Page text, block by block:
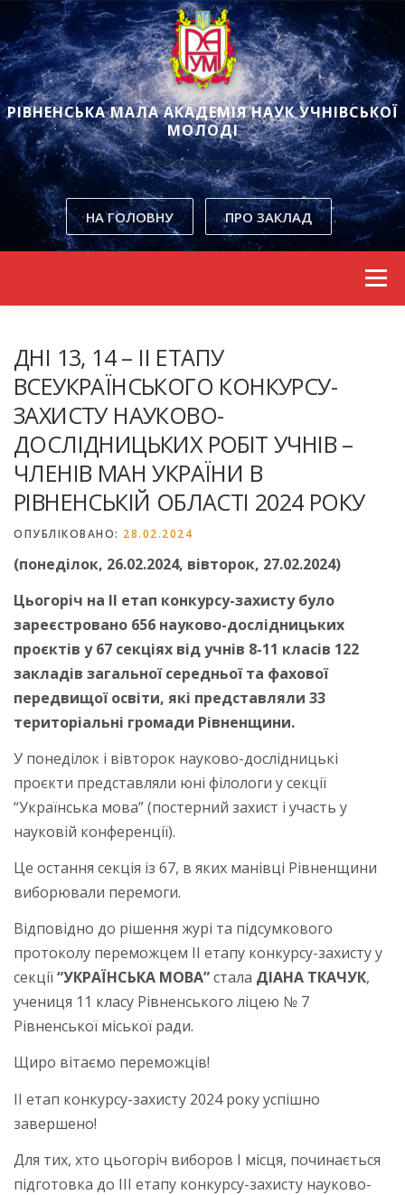
РІВНЕНСЬКА МАЛА АКАДЕМІЯ НАУК УЧНІВСЬКОЇ
МОЛОДІ
Рівненської обласної ради
НА ГОЛОВНУ ПРО ЗАКЛАД
Menu
ДНІ 13, 14 – ІІ ЕТАПУ
ВСЕУКРАЇНСЬКОГО КОНКУРСУ-
ЗАХИСТУ НАУКОВО-
ДОСЛІДНИЦЬКИХ РОБІТ УЧНІВ –
ЧЛЕНІВ МАН УКРАЇНИ В
РІВНЕНСЬКІЙ ОБЛАСТІ 2024 РОКУ
ОПУБЛІКОВАНО: 28.02.2024
(понеділок, 26.02.2024, вівторок, 27.02.2024)
Цьогоріч на ІІ етап конкурсу-захисту було
зареєстровано 656 науково-дослідницьких
проєктів у 67 секціях від учнів 8-11 класів 122
закладів загальної середньої та фахової
передвищої освіти, які представляли 33
територіальні громади Рівненщини.
У понеділок і вівторок науково-дослідницькі
проєкти представляли юні філологи у секції
“Українська мова” (постерний захист і участь у
науковій конференції).
Це остання секція із 67, в яких манівці Рівненщини
виборювали перемоги.
Відповідно до рішення журі та підсумкового
протоколу переможцем ІІ етапу конкурсу-захисту у
секції“УКРАЇНСЬКА МОВА”стала ДІАНА ТКАЧУК,
учениця 11 класу Рівненського ліцею № 7
Рівненської міської ради.
Щиро вітаємо переможців!
ІІ етап конкурсу-захисту 2024 року успішно
завершено!
Для тих, хто цьогоріч виборов І місця, починається
підготовка до ІІІ етапу конкурсу-захисту науково-